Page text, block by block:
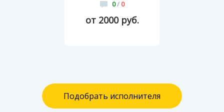
0/ 0
от 2000 руб.
Подобрать исполнителя